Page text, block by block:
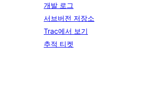
개발 로그
서브버전 저장소
Trac에서 보기
추적 티켓